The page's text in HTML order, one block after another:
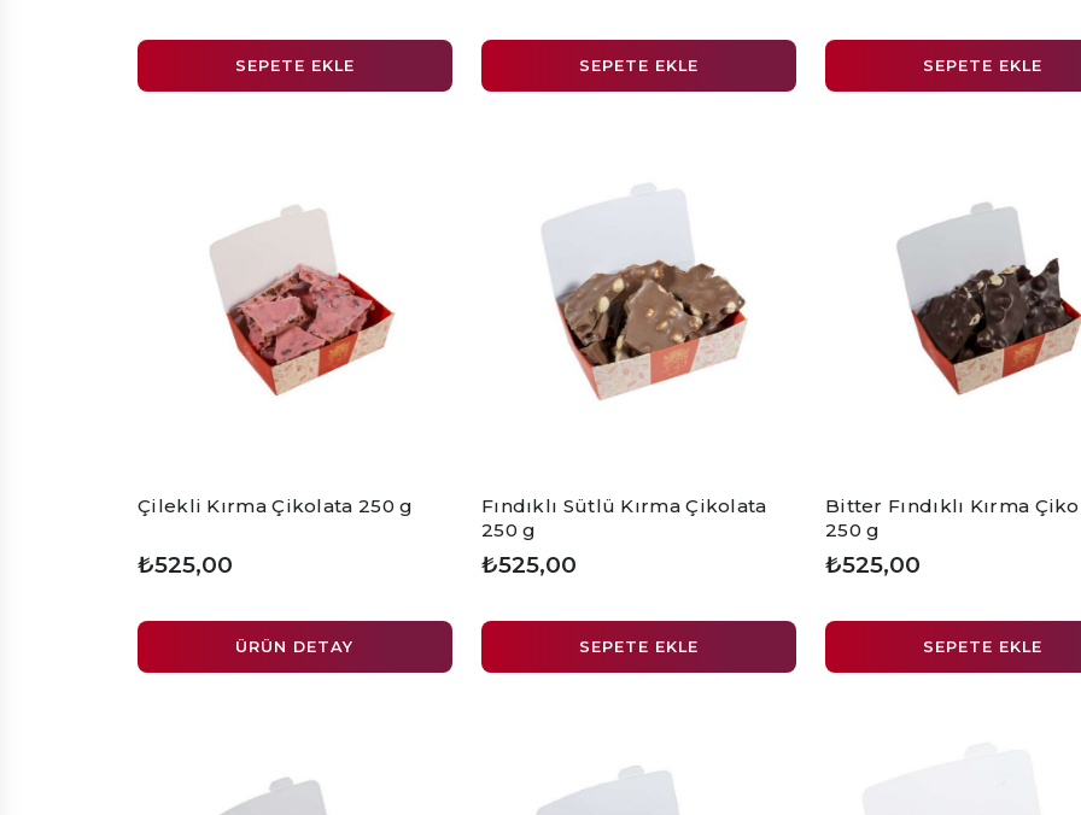
SEPETE EKLE SEPETE EKLE SEPETE EKLE
Çilekli Kırma Çikolata 250 g
₺525,00
ÜRÜN DETAY
Fındıklı Sütlü Kırma Çikolata
250 g
₺525,00
SEPETE EKLE
Bitter Fındıklı Kırma
250 g
₺525,00
SEPETE EKLE